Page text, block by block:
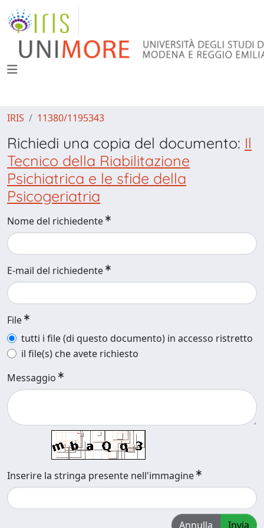
IRIS 11380/1195343
Richiedi una copia del documento: Il
Tecnico della Riabilitazione
Psichiatrica e le sfide della
Psicogeriatria
Nome del richiedente
E-mail del richiedente
File
tutti i file (di questo documento) in accesso ristretto
il file(s) che avete richiesto
Messaggio
Inserire la stringa presente nell'immagine
Annulla Invia